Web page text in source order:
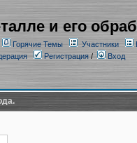
и его
Горячие Темы Участники
Регистрация/ Вход